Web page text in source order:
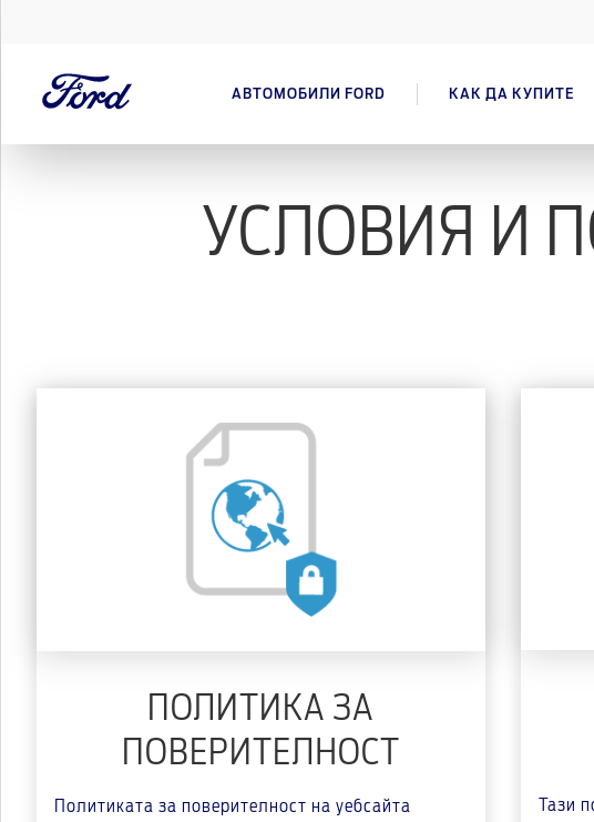
АВТОМОБИЛИ FORD КАК ДА КУПИТЕ
УСЛОВИЯ И
ПОЛИТИКА ЗА
ПОВЕРИТЕЛНОСТ
Политиката за поверителност на уебсайта
Тази